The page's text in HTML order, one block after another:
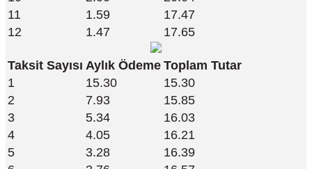
11
1.59
17.47
12
1.47 17.65
Taksit Sayısı Aylık Ödeme Toplam Tutar
1
15.30
15.30
2
7.93
15.85
3
5.34
16.03
4
4.05
16.21
5
3.28
16.39